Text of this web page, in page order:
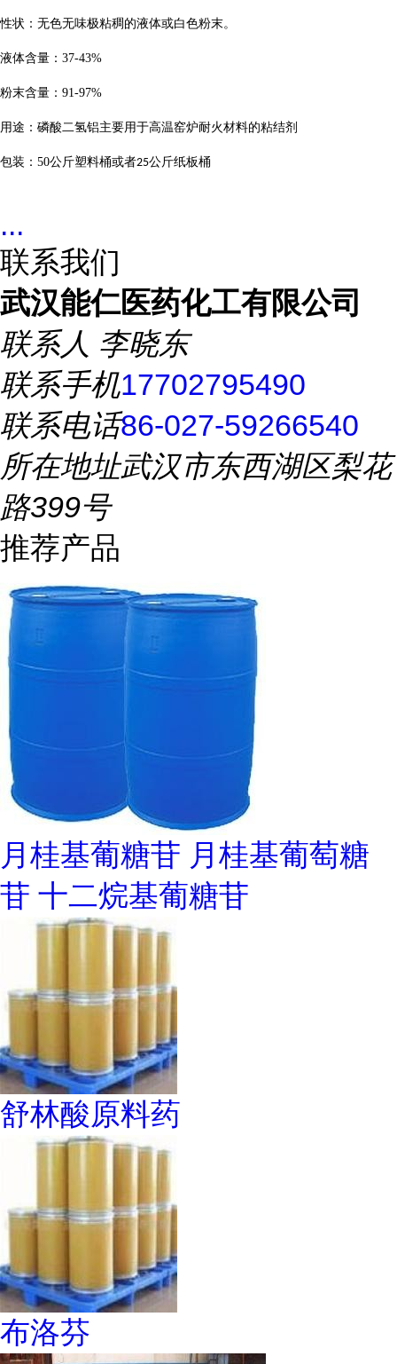
性状：无色无味极粘稠的液体或白色粉末。
液体含量： 37-43%
粉末含量： 91-97%
用途：磷酸二氢铝主要用于高温窑炉耐火材料的粘结剂
包装： 50公斤塑料桶或者25公斤纸板桶
...
联系我们
武汉能仁医药化工有限公司
联系人 李晓东
联系手机17702795490
联系电话86-027-59266540
所在地址武汉市东西湖区梨花
路399号
推荐产品
月桂基葡糖苷 月桂基葡萄糖
苷 十二烷基葡糖苷
舒林酸原料药
布洛芬